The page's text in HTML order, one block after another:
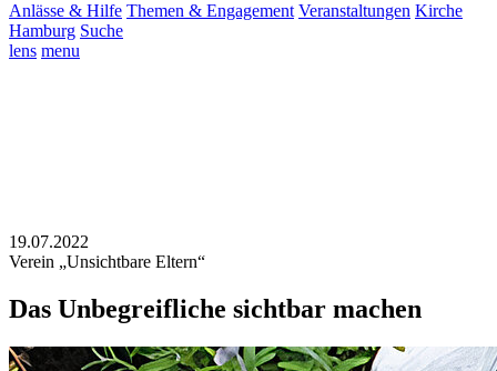
Anlässe & Hilfe Themen & Engagement Veranstaltungen Kirche
Hamburg Suche
lens menu
19.07.2022
Verein „Unsichtbare Eltern“
Das Unbegreifliche sichtbar machen